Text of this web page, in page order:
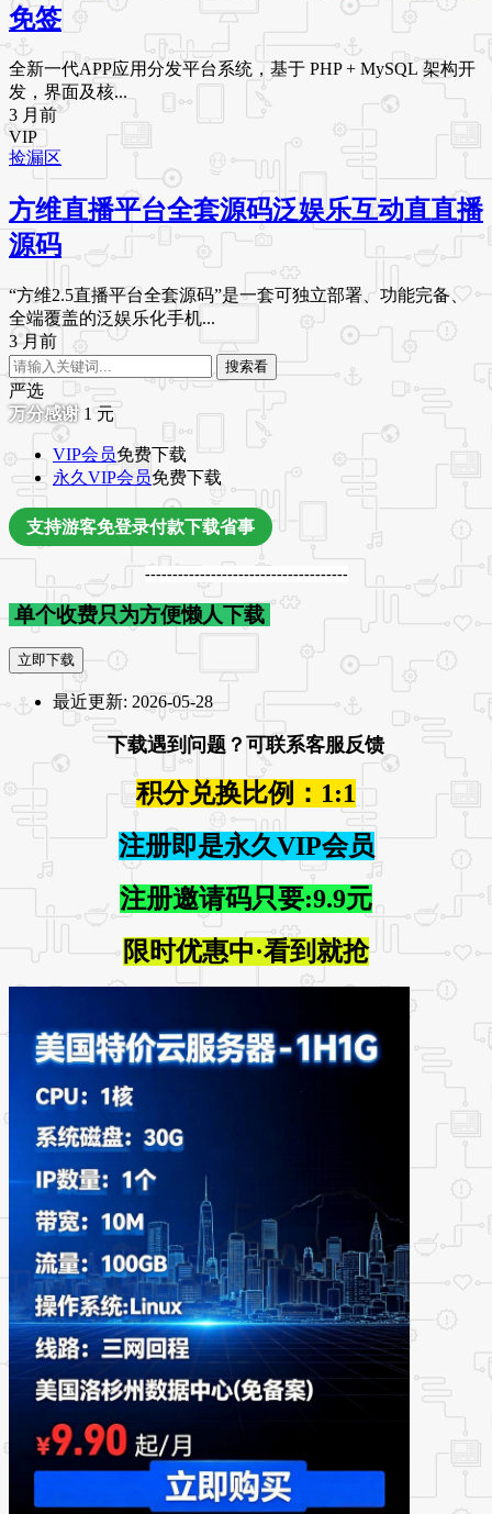
免签
全新一代APP应用分发平台系统，基于 PHP + MySQL 架构开
发，界面及核...
3 月前
VIP
捡漏区
方维直播平台全套源码泛娱乐互动直直播
源码
“方维2.5直播平台全套源码”是一套可独立部署、功能完备、
全端覆盖的泛娱乐化手机...
3 月前
搜索看
严选
1 元
VIP会员免费下载
永久VIP会员免费下载
支持游客免登录付款下载省事
-------------------------------------
单个收费只为方便懒人下载
立即下载
最近更新: 2026-05-28
下载遇到问题？可联系客服反馈
积分兑换比例：1:1
注册即是永久VIP会员
注册邀请码只要:9.9元
限时优惠中·看到就抢